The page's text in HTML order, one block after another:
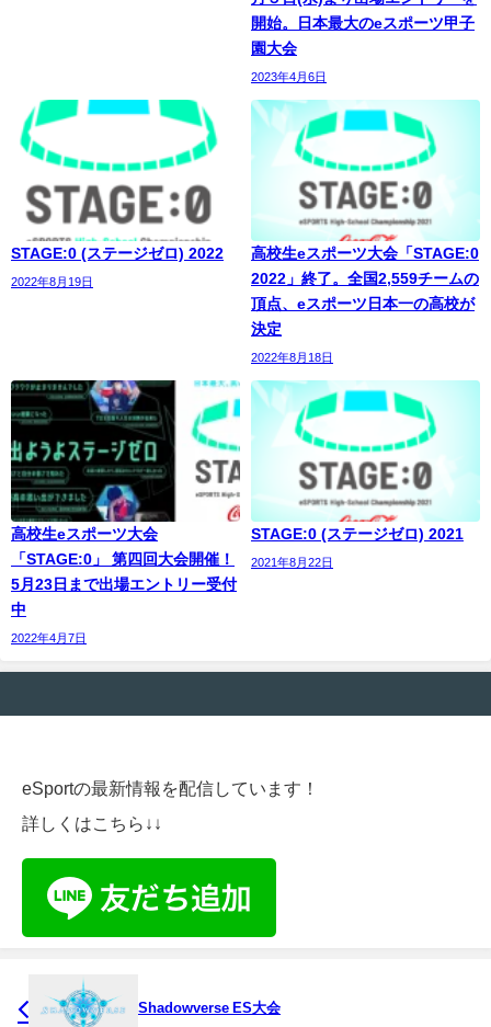
開始。日本最大のeスポーツ甲子
園大会
2023年4月6日
STAGE:0 (ステージゼロ) 2022
2022年8月19日
高校生eスポーツ大会「STAGE:0
2022」終了。全国2,559チームの
頂点、eスポーツ日本一の高校が
決定
2022年8月18日
高校生eスポーツ大会
「STAGE:0」 第四回大会開催！
5月23日まで出場エントリー受付
中
2022年4月7日
STAGE:0 (ステージゼロ) 2021
2021年8月22日
eSportの最新情報を配信しています！
詳しくはこちら↓↓
Shadowverse ES大会